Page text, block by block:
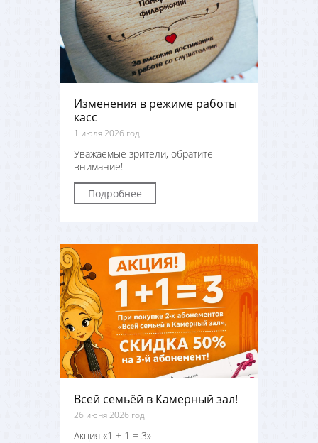
Изменения в режиме работы
касс
1 июля 2026 год
Уважаемые зрители, обратите
внимание!
Подробнее
Всей семьёй в Камерный зал!
26 июня 2026 год
Акция «1 + 1 = 3»